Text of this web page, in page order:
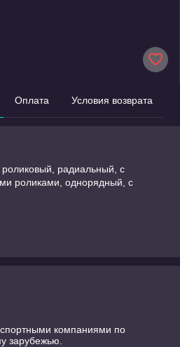
Оплата Условия возврата
радиальный, с
роликами, однорядный, с
компаниями по
зарубежью.